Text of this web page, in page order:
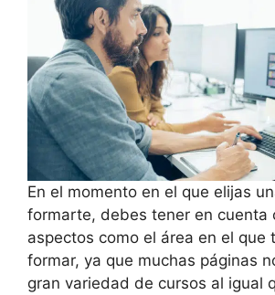
En el momento en el que elijas
formarte, debes tener en cuenta
aspectos como el área en el que
formar, ya que muchas páginas
gran variedad de cursos al igual